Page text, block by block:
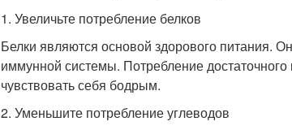
1. Увеличьте потребление белков
Белки являются основой здорового питания.
иммунной системы. Потребление
чувствовать себя бодрым.
2. Уменьшите потребление углеводов